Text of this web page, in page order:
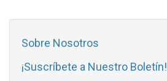
Sobre Nosotros
¡Suscríbete a Nuestro Boletín!